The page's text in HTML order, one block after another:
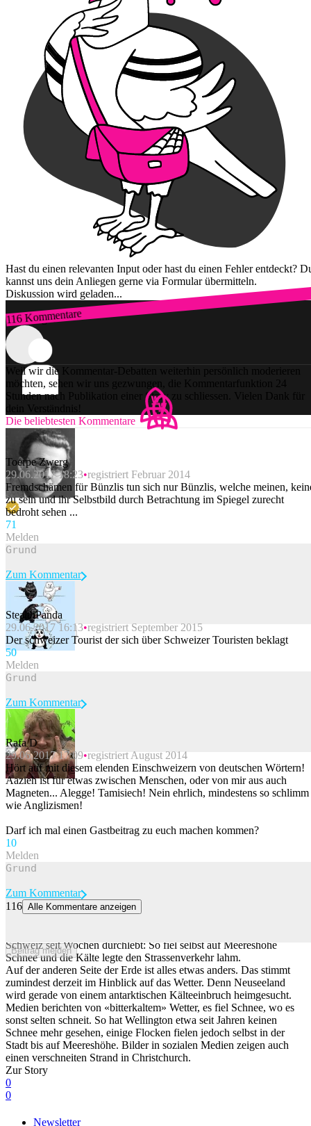
Hast du einen relevanten Input oder hast du einen Fehler entdeckt?
kannst uns dein Anliegen gerne via Formular übermitteln.
Diskussion wird geladen...
116 Kommentare
Zum Login
Weil wir die Kommentar-Debatten weiterhin persönlich moderieren
möchten, sehen wir uns gezwungen, die Kommentarfunktion 24
Stunden nach Publikation einer Story zu schliessen. Vielen Dank für
dein Verständnis!
Die beliebtesten Kommentare
Toerpe Zwerg
29.06.2017 18:23 registriert Februar 2014
Fremdschämen für Bünzlis tun sich nur Bünzlis, welche meinen,
zu sein und ihr Selbstbild durch Betrachtung im Spiegel zurecht
bedroht sehen ...
71
Melden
Beitrag melden
Zum Kommentar
StealthPanda
29.06.2017 16:13 registriert September 2015
Der schweizer Tourist der sich über Schweizer Touristen beklagt
50
Melden
Beitrag melden
Zum Kommentar
Rafa D
29.06.2017 17:09 registriert August 2014
Hört auf mit diesem elenden Einschweizern von deutschen Wörtern!
Aazieh ist für etwas zwischen Menschen, oder von mir aus auch
Magneten... Alegge! Tamisiech! Nein ehrlich, mindestens so schlimm
wie Anglizismen!
Darf ich mal einen Gastbeitrag zu euch machen kommen?
10
Melden
Beitrag melden
Zum Kommentar
116 Alle Kommentare anzeigen
Schweiz seit Wochen durchlebt: So fiel selbst auf Meereshöhe
Schnee und die Kälte legte den Strassenverkehr lahm.
Auf der anderen Seite der Erde ist alles etwas anders. Das stimmt
zumindest derzeit im Hinblick auf das Wetter. Denn Neuseeland
wird gerade von einem antarktischen Kälteeinbruch heimgesucht.
Medien berichten von «bitterkaltem» Wetter, es fiel Schnee, wo es
sonst selten schneit. So hat Wellington etwa seit Jahren keinen
Schnee mehr gesehen, einige Flocken fielen jedoch selbst in der
Stadt bis auf Meereshöhe. Bilder in sozialen Medien zeigen auch
einen verschneiten Strand in Christchurch.
Zur Story
0
0
Newsletter